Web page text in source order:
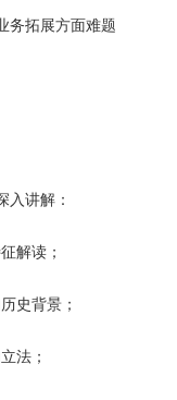
务拓展方面难题
入讲解：
解读；
史背景；
法；